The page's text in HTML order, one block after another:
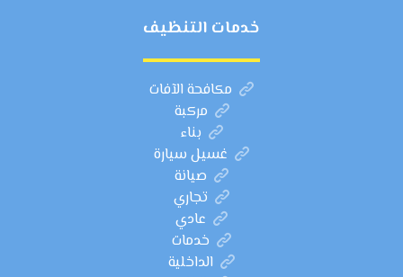
خدمات التنظيف
مكافحة الآفات
مركبة
بناء
غسيل سيارة
صيانة
تجاري
عادي
خدمات
الداخلية